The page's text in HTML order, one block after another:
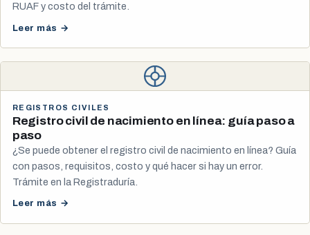
RUAF y costo del trámite.
Leer más →
REGISTROS CIVILES
Registro civil de nacimiento en línea: guía paso a
paso
¿Se puede obtener el registro civil de nacimiento en línea? Guía
con pasos, requisitos, costo y qué hacer si hay un error.
Trámite en la Registraduría.
Leer más →